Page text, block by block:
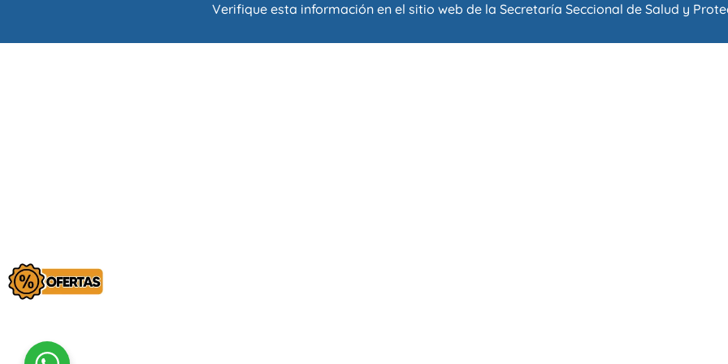
Verifique esta información en el sitio web de la Secretaría Seccional de Salud y